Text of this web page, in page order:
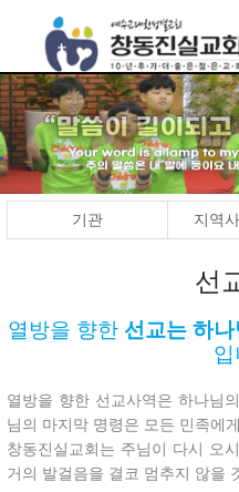
기관 지역
선
열방을 향한 선교는 하
입
열방을 향한 선교사역은 하나님
님의 마지막 명령은 모든 민족에
창동진실교회는 주님이 다시 오
거의 발걸음을 결코 멈추지 않을